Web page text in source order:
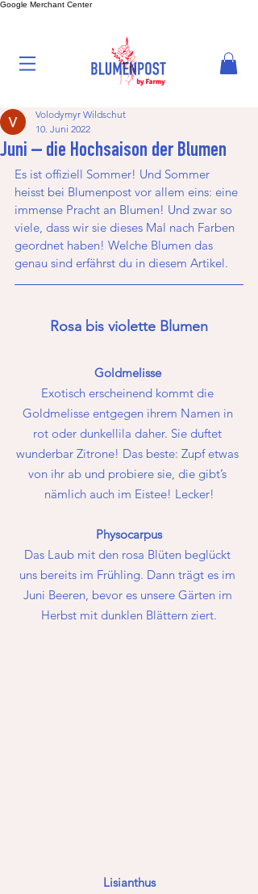
Google Merchant Center
Juni – die Hochsaison der Blumen
Volodymyr Wildschut
10. Juni 2022
Es ist offiziell Sommer! Und Sommer
heisst bei Blumenpost vor allem eins: eine
immense Pracht an Blumen! Und zwar so
viele, dass wir sie dieses Mal nach Farben
geordnet haben! Welche Blumen das
genau sind erfährst du in diesem Artikel.
Rosa bis violette Blumen
Goldmelisse
Exotisch erscheinend kommt die
Goldmelisse entgegen ihrem Namen in
rot oder dunkellila daher. Sie duftet
wunderbar Zitrone! Das beste: Zupf etwas
von ihr ab und probiere sie, die gibt’s
nämlich auch im Eistee! Lecker!
Physocarpus
Das Laub mit den rosa Blüten beglückt
uns bereits im Frühling. Dann trägt es im
Juni Beeren, bevor es unsere Gärten im
Herbst mit dunklen Blättern ziert.
Lisianthus